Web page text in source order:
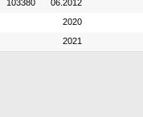
103380 06.2012
2020
2021